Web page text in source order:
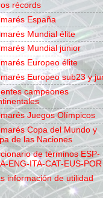
récords
España
Mundial élite
Mundial junior
Europeo élite
Europeo sub23 y
campeones
Juegos Olímpicos
Copa del Mundo y
de las Naciones
de términos ESP-
ENG-ITA-CAT-EUS-POR
información de utilidad